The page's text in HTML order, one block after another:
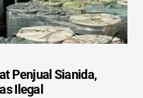
Penjual Sianida,
Ilegal